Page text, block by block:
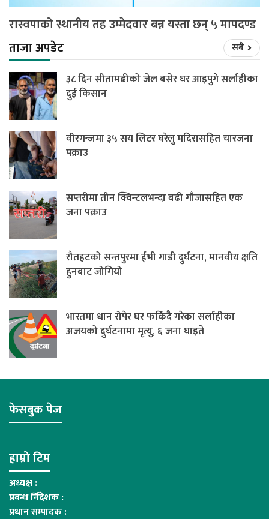
रास्वपाको स्थानीय तह उम्मेदवार बन्न यस्ता छन् ५ मापदण्ड
ताजा अपडेट
सबै
३८ दिन सीतामढीको जेल बसेर घर आइपुगे सर्लाहीका
दुई किसान
वीरगन्जमा ३५ सय लिटर घरेलु मदिरासहित चारजना
पक्राउ
सप्तरीमा तीन क्विन्टलभन्दा बढी गाँजासहित एक
जना पक्राउ
रौतहटको सन्तपुरमा ईभी गाडी दुर्घटना, मानवीय क्षति
हुनबाट जोगियो
भारतमा धान रोपेर घर फर्किंदै गरेका सर्लाहीका
अजयको दुर्घटनामा मृत्यु, ६ जना घाइते
फेसबुक पेज
हाम्रो टिम
अध्यक्ष :
प्रबन्ध र्निदेशक :
प्रधान सम्पादक :